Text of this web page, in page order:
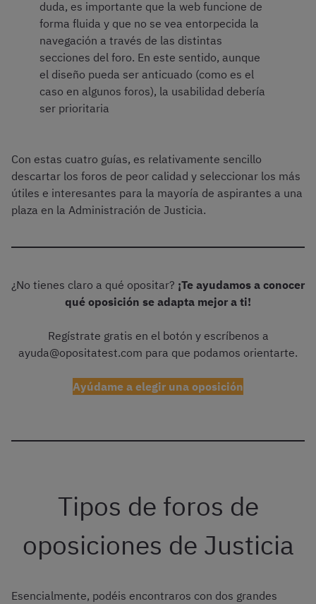
duda, es importante que la web funcione de
forma fluida y que no se vea entorpecida la
navegación a través de las distintas
secciones del foro. En este sentido, aunque
el diseño pueda ser anticuado (como es el
caso en algunos foros), la usabilidad debería
ser prioritaria
Con estas cuatro guías, es relativamente sencillo
descartar los foros de peor calidad y seleccionar los más
útiles e interesantes para la mayoría de aspirantes a una
plaza en la Administración de Justicia.
¿No tienes claro a qué opositar? ¡Te ayudamos a conocer
qué oposición se adapta mejor a ti!
Regístrate gratis en el botón y escríbenos a
ayuda@opositatest.com para que podamos orientarte.
Ayúdame a elegir una oposición
Tipos de foros de
oposiciones de Justicia
Esencialmente, podéis encontraros con dos grandes